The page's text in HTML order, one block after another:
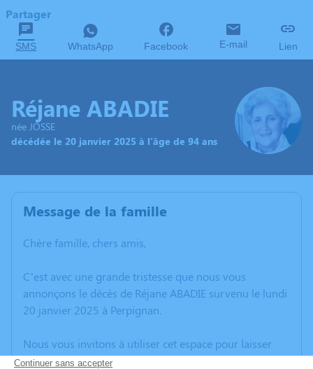
Partager
SMS WhatsApp Facebook E-mail Lien
Réjane ABADIE
née JOSSE
décédée le 20 janvier 2025 à l'âge de 94 ans
Message de la famille
Chère famille, chers amis,
C’est avec une grande tristesse que nous vous
annonçons le décès de Réjane ABADIE survenu le lundi
20 janvier 2025 à Perpignan.
Nous vous invitons à utiliser cet espace pour laisser
vos condoléances, partager des photos souvenirs, une